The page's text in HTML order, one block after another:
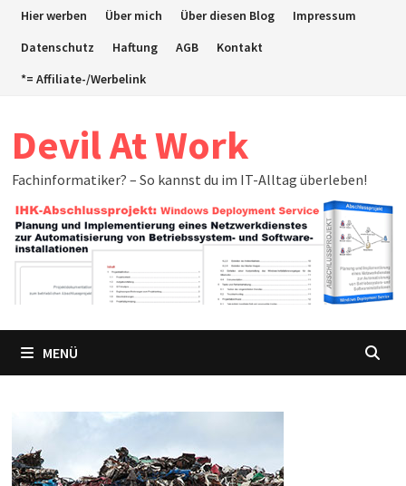
ZumHier werben Über mich Über diesen Blog
Impressum
Datenschutz
Haftung AGB
Kontakt
*= Affiliate-/Werbelink
Devil At Work
Fachinformatiker? – So kannst du im IT-Alltag überleben!
MENÜ